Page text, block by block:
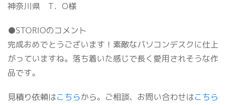
神奈川県 T．O様
●STORIOのコメント
完成おめでとうございます！素敵なパソコンデスクに仕上
がっていますね。落ち着いた感じで長く愛用されそうな作
品です。
見積り依頼はこちらから。ご相談、お問い合わせはこちら